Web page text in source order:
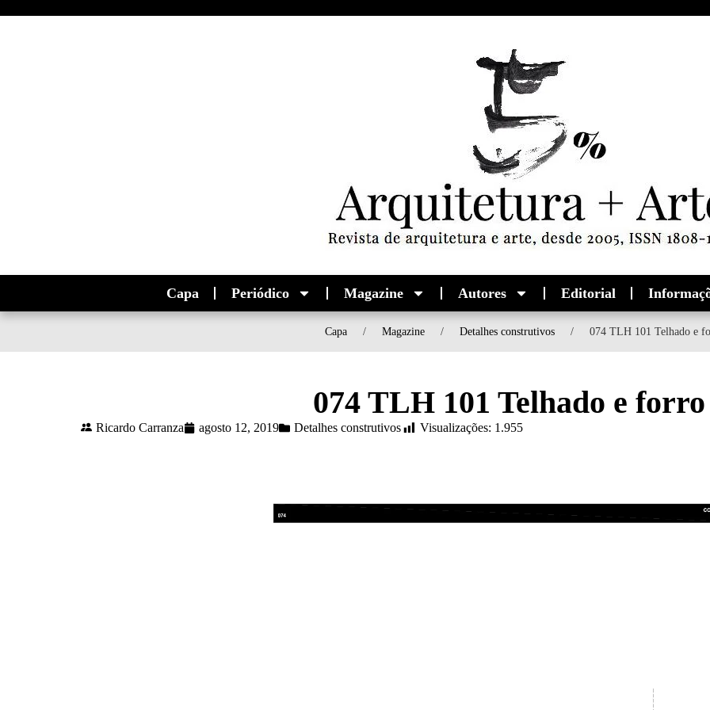
Capa Periódico Magazine Autores Editorial
Capa / Magazine / Detalhes construtivos / 074 TLH 101 Telhado e
074 TLH 101 Telhado e
Ricardo Carranza agosto 12, 2019 Detalhes construtivos Visualizações: 1.955